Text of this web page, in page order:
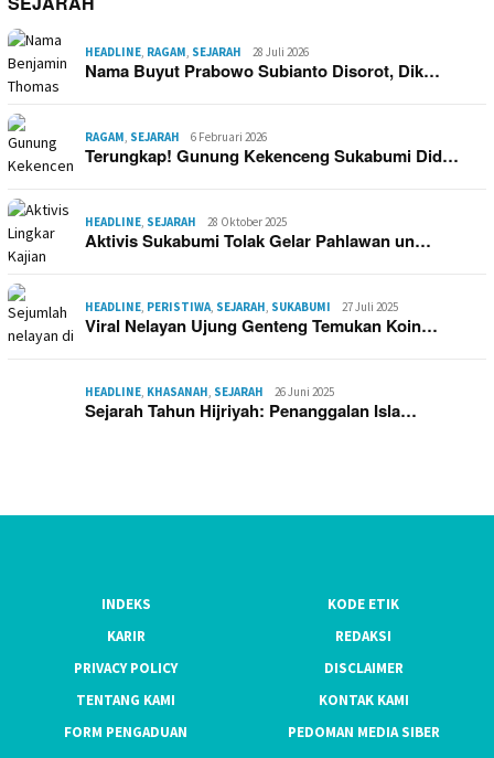
HEADLINE, RAGAM, SEJARAH 28 Juli 2026
Nama Buyut Prabowo Subianto Disorot, Dik…
RAGAM, SEJARAH 6 Februari 2026
Terungkap! Gunung Kekenceng Sukabumi Did…
HEADLINE, SEJARAH 28 Oktober 2025
Aktivis Sukabumi Tolak Gelar Pahlawan un…
HEADLINE, PERISTIWA, SEJARAH, SUKABUMI 27 Juli 2025
Viral Nelayan Ujung Genteng Temukan Koin…
HEADLINE, KHASANAH, SEJARAH 26 Juni 2025
Sejarah Tahun Hijriyah: Penanggalan Isla…
INDEKS
KODE ETIK
KARIR
REDAKSI
PRIVACY POLICY
DISCLAIMER
TENTANG KAMI
KONTAK KAMI
FORM PENGADUAN
PEDOMAN MEDIA SIBER